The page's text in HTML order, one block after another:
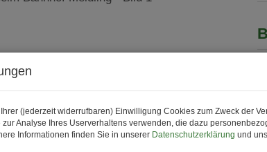
(jederzeit widerrufbaren) Einwilligung Cookies zum Zweck der
Analyse Ihres Userverhaltens verwenden, die dazu
Informationen finden Sie in unserer Datenschutzerklärung und